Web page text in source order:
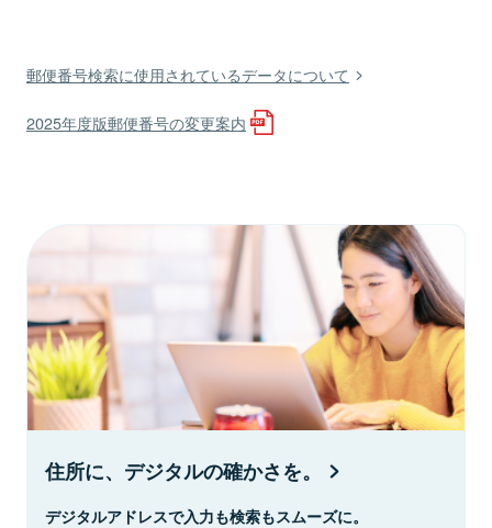
郵便番号検索に使用されているデータについて
2025年度版郵便番号の変更案内
住所に、デジタルの確かさを。
デジタルアドレスで入力も検索もスムーズに。